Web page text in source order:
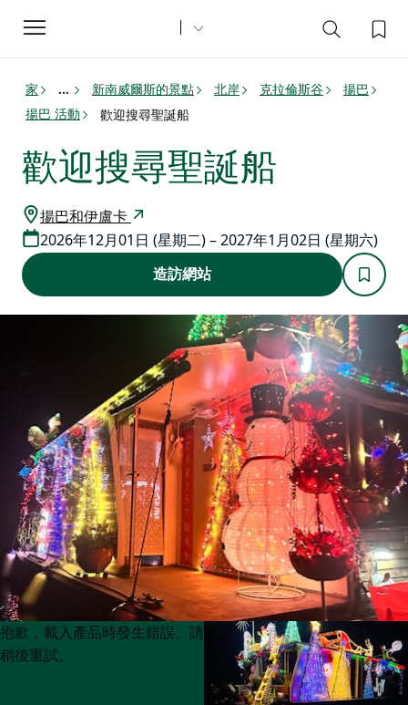
Toggle
navigation
家 ... 新南威爾斯的景點 北岸 克拉倫斯谷
揚巴
揚巴 活動
歡迎搜尋聖誕船
歡迎搜尋聖誕船
揚巴和伊盧卡
2026年12月01日 (星期二) – 2027年1月02日 (星期六)
造訪網站
Product
List
Product
List
抱歉，載入產品時發生錯誤。請
稍後重試。